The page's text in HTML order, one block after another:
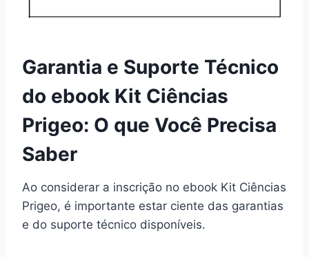
Garantia e Suporte Técnico
do ebook Kit Ciências
Prigeo: O que Você Precisa
Saber
Ao considerar a inscrição no ebook Kit Ciências
Prigeo, é importante estar ciente das garantias
e do suporte técnico disponíveis.